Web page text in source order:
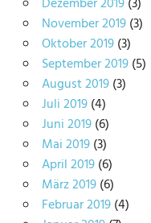
November 2019(3)
Oktober 2019(3)
September 2019(5)
August 2019(3)
Juli 2019(4)
Juni 2019(6)
Mai 2019(3)
April 2019(6)
März 2019(6)
Februar 2019(4)